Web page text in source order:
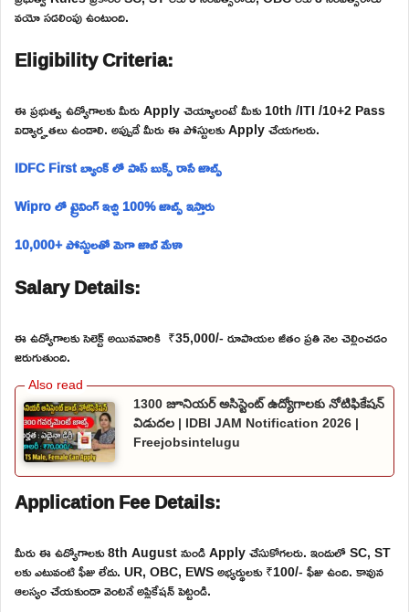
వయో సడలింపు ఉంటుంది.
Eligibility Criteria:
ఈ ప్రభుత్వ ఉద్యోగాలకు మీరు Apply చెయ్యాలంటే మీకు 10th /ITI /10+2 Pass
విద్యార్హతలు ఉండాలి. అప్పుడే మీరు ఈ పోస్టులకు Apply చేయగలరు.
IDFC First బ్యాంక్ లో పాస్ బుక్స్ రాసే జాబ్స్
Wipro లో ట్రైనింగ్ ఇచ్చి 100% జాబ్స్ ఇస్తారు
10,000+ పోస్టులతో మెగా జాబ్ మేళా
Salary Details:
ఈ ఉద్యోగాలకు సెలెక్ట్ అయినవారికి ₹35,000/- రూపాయల జీతం ప్రతి నెల చెల్లించడం
జరుగుతుంది.
1300 జూనియర్ అసిస్టెంట్ ఉద్యోగాలకు నోటిఫికేషన్
విడుదల | IDBI JAM Notification 2026 |
Freejobsintelugu
Application Fee Details:
మీరు ఈ ఉద్యోగాలకు 8th August నుండి Apply చేసుకోగలరు. ఇందులో SC, ST
లకు ఎటువంటి ఫీజు లేదు. UR, OBC, EWS అభ్యర్థులకు ₹100/- ఫీజు ఉంది. కావున
ఆలస్యం చేయకుండా వెంటనే అప్లికేషన్ పెట్టండి.